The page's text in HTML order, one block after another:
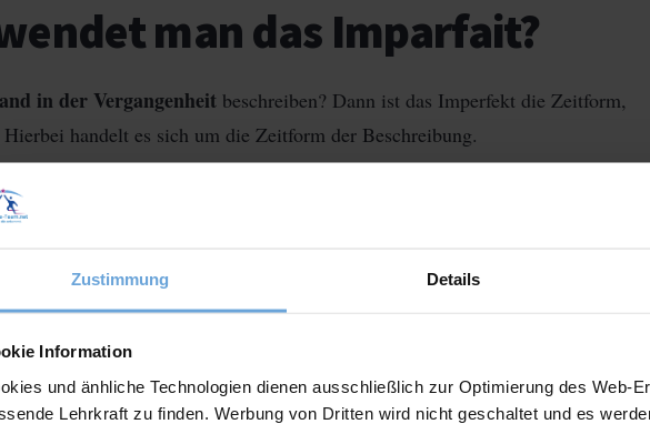
Zustimmung Details
Information
und änhliche Technologien dienen ausschließlich zur Optimierung des Web-
Lehrkraft zu finden. Werbung von Dritten wird nicht geschaltet und es
man das Imparfait?
in der Vergangenheit beschreiben? Dann ist das Imperfekt die Zeitform,
handelt es sich um die Zeitform der Beschreibung.
Benutzung in folgenden Situationen:
Erinnerungen
Wiederholte Handlungen
einer Aktion
mangeaisbeaucoup de bonbons.